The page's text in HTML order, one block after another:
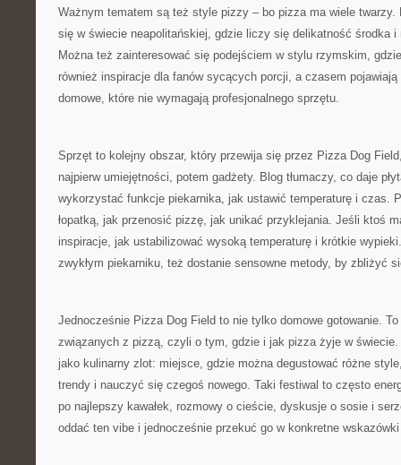
Ważnym tematem są też style pizzy – bo pizza ma wiele twarzy.
się w świecie neapolitańskiej, gdzie liczy się delikatność środka i
Można też zainteresować się podejściem w stylu rzymskim,
również inspiracje dla fanów sycących porcji, a czasem pojawiają
domowe, które nie wymagają profesjonalnego sprzętu.
Sprzęt to kolejny obszar, który przewija się przez Pizza Dog
najpierw umiejętności, potem gadżety. Blog tłumaczy, co daje
wykorzystać funkcje piekarnika, jak ustawić temperaturę i czas.
łopatką, jak przenosić pizzę, jak unikać przyklejania. Jeśli ktoś
inspiracje, jak ustabilizować wysoką temperaturę i krótkie
zwykłym piekarniku, też dostanie sensowne metody, by zbliżyć
Jednocześnie Pizza Dog Field to nie tylko domowe gotowanie.
związanych z pizzą, czyli o tym, gdzie i jak pizza żyje w
jako kulinarny zlot: miejsce, gdzie można degustować różne
trendy i nauczyć się czegoś nowego. Taki festiwal to często
po najlepszy kawałek, rozmowy o cieście, dyskusje o sosie i
oddać ten vibe i jednocześnie przekuć go w konkretne